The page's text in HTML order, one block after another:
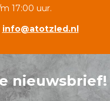
17:00 uur.
info@atotzled.nl
nieuwsbrief!